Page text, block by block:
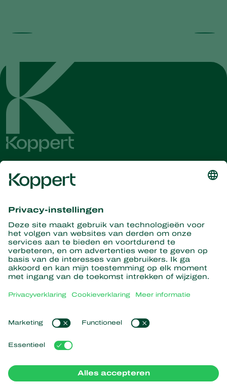
Ontvang het laatste nieuws en
informatie
Hier aanmelden
Partners with Nature
Roofmijten
Roofinsecten
Nuttige nematoden
Nuttige micro-organismen
Gewasbescherming
Nieuws en informatie
Duurzaamheid
Werken bij Koppert
Contact
Populaire links
Ervaringen van klanten
Koppert One
Koppert Global
Cookies beheren